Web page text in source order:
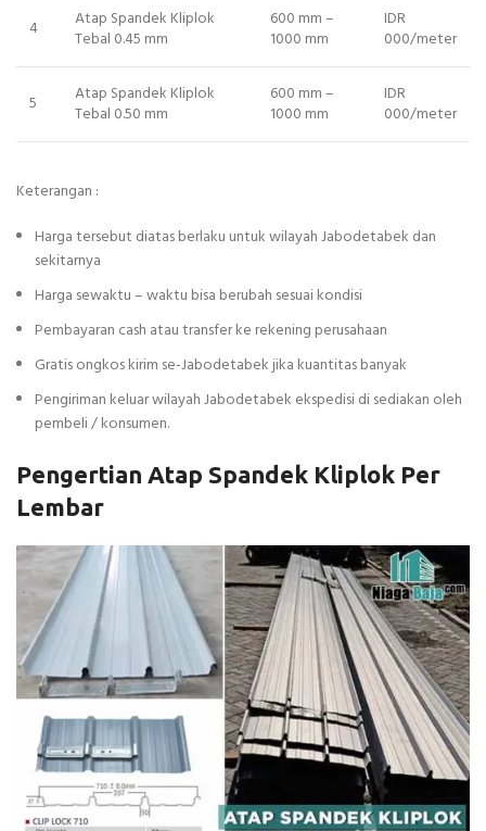
4
Atap Spandek Kliplok
Tebal 0.45 mm
600 mm –
1000 mm
IDR
000/meter
5
Atap Spandek Kliplok
Tebal 0.50 mm
600 mm –
1000 mm
IDR
000/meter
Keterangan :
Harga tersebut diatas berlaku untuk wilayah Jabodetabek dan
sekitarnya
Harga sewaktu – waktu bisa berubah sesuai kondisi
Pembayaran cash atau transfer ke rekening perusahaan
Gratis ongkos kirim se-Jabodetabek jika kuantitas banyak
Pengiriman keluar wilayah Jabodetabek ekspedisi di sediakan oleh
pembeli / konsumen.
Pengertian Atap Spandek Kliplok Per
Lembar